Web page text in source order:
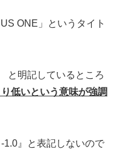
ONE」というタイト
と明記しているところ
り低いという意味が強調
1.0』と表記しないので